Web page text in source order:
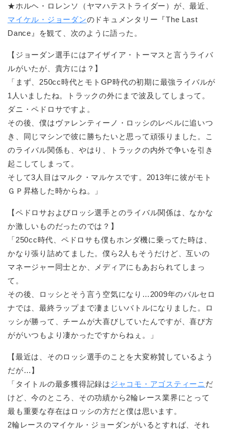
★ホルヘ・ロレンソ（ヤマハテストライダー）が、最近、
マイケル・ジョーダンのドキュメンタリー『The Last
Dance』を観て、次のように語った。
【ジョーダン選手にはアイザイア・トーマスと言うライバ
ルがいたが、貴方には？】
「まず、250cc時代とモトGP時代の初期に最強ライバルが
1人いましたね。トラックの外にまで波及してしまって。
ダニ・ペドロサですよ。
その後、僕はヴァレンティーノ・ロッシのレベルに追いつ
き、同じマシンで彼に勝ちたいと思って頑張りました。こ
のライバル関係も、やはり、トラックの内外で争いを引き
起こしてしまって。
そして3人目はマルク・マルケスです。2013年に彼がモト
ＧＰ昇格した時からね。」
【ペドロサおよびロッシ選手とのライバル関係は、なかな
か激しいものだったのでは？】
「250cc時代、ペドロサも僕もホンダ機に乗ってた時は、
かなり張り詰めてました。僕ら2人もそうだけど、互いの
マネージャー同士とか、メディアにもあおられてしまっ
て。
その後、ロッシとそう言う空気になり…2009年のバルセロ
ナでは、最終ラップまで凄まじいバトルになりました。ロ
ッシが勝って、チームが大喜びしていたんですが、喜び方
ががいつもより凄かったですからねぇ。」
【最近は、そのロッシ選手のことを大変称賛しているよう
だが…】
「タイトルの最多獲得記録はジャコモ・アゴスティーニ だ
けど、今のところ、その功績から2輪レース業界にとって
最も重要な存在はロッシの方だと僕は思います。
2輪レースのマイケル・ジョーダンがいるとすれば、それ